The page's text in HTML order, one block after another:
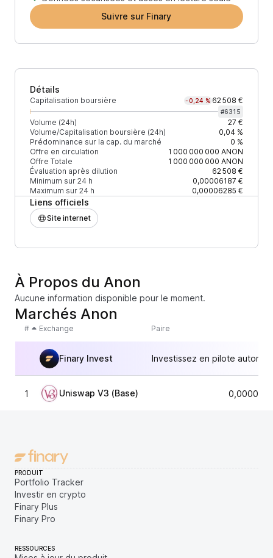
Suivre sur Finary
Détails
Capitalisation boursière -0,24 % 62 508 €
#6315
Volume (24h)
27 €
Volume/Capitalisation boursière (24h)
0,04 %
Prédominance sur la cap. du marché
0 %
Offre en circulation
1 000 000 000 ANON
Offre Totale
1 000 000 000 ANON
Évaluation après dilution
62 508 €
Minimum sur 24 h
0,00006187 €
Maximum sur 24 h
0,00006285 €
Liens officiels
Site internet
À Propos du Anon
Aucune information disponible pour le moment.
Marchés Anon
# Exchange Paire
Finary Invest Investissez en pilote
1 Uniswap V3 (Base)
PRODUIT
Portfolio Tracker
Investir en crypto
Finary Plus
Finary Pro
RESSOURCES